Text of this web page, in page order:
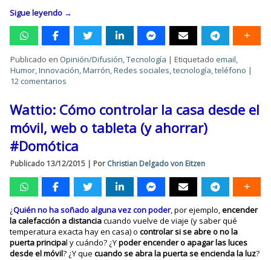
Sigue leyendo →
Publicado en Opinión/Difusión,Tecnología |Etiquetado email,
Humor,Innovación,Marrón,Redes sociales,tecnología,teléfono |
12 comentarios
Wattio: Cómo controlar la casa desde el
móvil, web o tableta (y ahorrar)
#Domótica
Publicado 13/12/2015 Por Christian Delgado von Eitzen
¿Quién no ha soñado alguna vez con poder, por ejemplo,encender
la calefacción a distanciacuando vuelve de viaje (y saber qué
temperatura exacta hay en casa) ocontrolar si se abre o no la
puerta principal y cuándo? ¿Ypoder encender o apagar las luces
desde el móvil? ¿Y quecuando se abra la puerta se encienda la luz?